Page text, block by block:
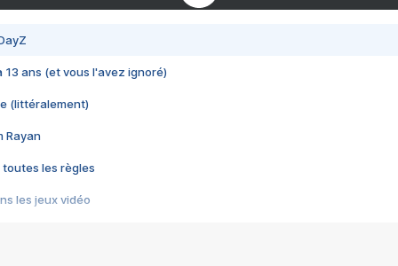
13 ans (et vous l'avez ignoré)
(littéralement)
Rayan
toutes les règles
les jeux vidéo